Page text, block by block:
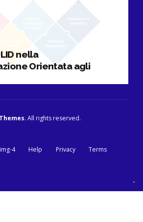
nella
Orientata agli
. All rights reserved.
4 Help Privacy
Terms